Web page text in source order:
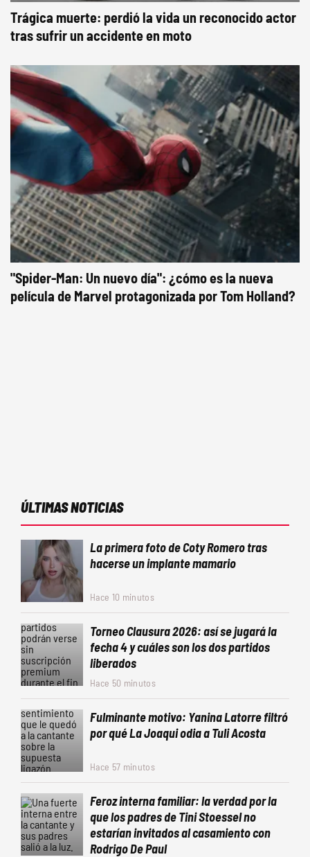
Trágica muerte: perdió la vida un reconocido actor
tras sufrir un accidente en moto
"Spider-Man: Un nuevo día": ¿cómo es la nueva
película de Marvel protagonizada por Tom Holland?
ÚLTIMAS NOTICIAS
La primera foto de Coty Romero tras
hacerse un implante mamario
Hace 10 minutos
Torneo Clausura 2026: así se jugará la
fecha 4 y cuáles son los dos partidos
liberados
Hace 50 minutos
Fulminante motivo: Yanina Latorre filtró
por qué La Joaqui odia a Tuli Acosta
Hace 57 minutos
Feroz interna familiar: la verdad por la
que los padres de Tini Stoessel no
estarían invitados al casamiento con
Rodrigo De Paul